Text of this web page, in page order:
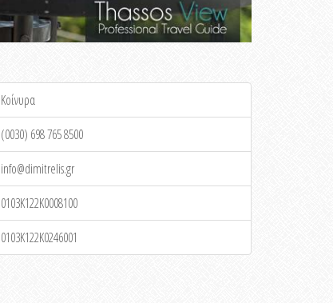
Κοίνυρα
(0030) 698 765 8500
info@dimitrelis.gr
0103K122K0008100
0103K122K0246001